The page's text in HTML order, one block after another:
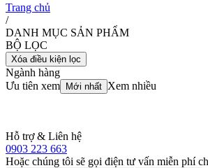
Trang chủ
/
DANH MỤC SẢN PHẨM
BỘ LỌC
Xóa điều kiện lọc
Ngành hàng
Ưu tiên xem
Mới nhất Xem nhiều
Hỗ trợ & Liên hệ
0903 223 663
Hoặc chúng tôi sẽ gọi điện tư vấn miễn phí